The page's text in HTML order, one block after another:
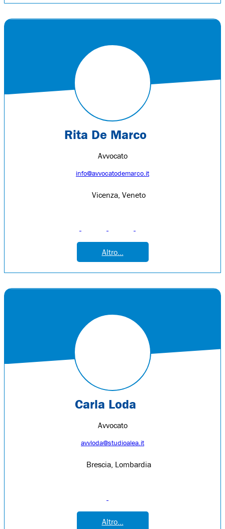
Rita De Marco
Avvocato
info@avvocatodemarco.it
Vicenza, Veneto
Altro...
Carla Loda
Avvocato
avvloda@studioalea.it
Brescia, Lombardia
Altro...